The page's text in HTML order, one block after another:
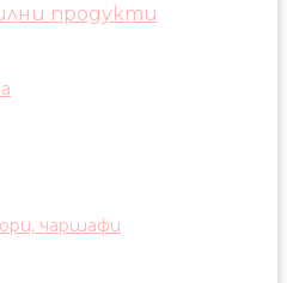
продукти
чаршафи